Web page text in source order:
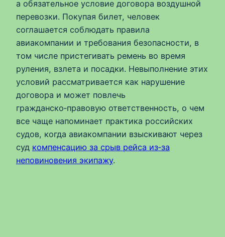
а обязательное условие договора воздушной
перевозки. Покупая билет, человек
соглашается соблюдать правила
авиакомпании и требования безопасности, в
том числе пристегивать ремень во время
руления, взлета и посадки. Невыполнение этих
условий рассматривается как нарушение
договора и может повлечь
гражданско‑правовую ответственность, о чем
все чаще напоминает практика российских
судов, когда авиакомпании взыскивают через
суд компенсацию за срыв рейса из‑за
неповиновения экипажу.